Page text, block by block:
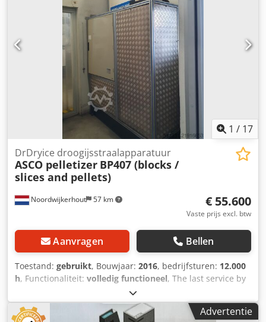
1 / 17
Noordwijkerhout 57 km
DrDryice droogijsstraalapparatuur
ASCO pelletizer BP407 (blocks /
slices and pellets)
€ 55.600
Vaste prijs excl. btw
Aanvragen Bellen
Toestand: gebruikt, Bouwjaar: 2016, bedrijfsturen: 12.000
h, Functionaliteit: volledig functioneel, ⁠The last service by
Asco was performed in December 2016 at 12032 hours.
After the service the system had only worked for extra 603
hours because invested into brand new production line.
Advertentie